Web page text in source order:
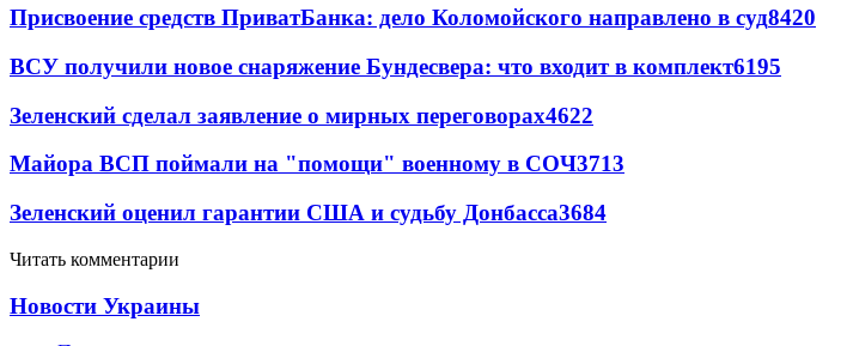
Присвоение средств ПриватБанка: дело Коломойского направлено в суд8420
ВСУ получили новое снаряжение Бундесвера: что входит в комплект6195
Зеленский сделал заявление о мирных переговорах4622
Майора ВСП поймали на "помощи" военному в СОЧ3713
Зеленский оценил гарантии США и судьбу Донбасса3684
Читать комментарии
Новости Украины